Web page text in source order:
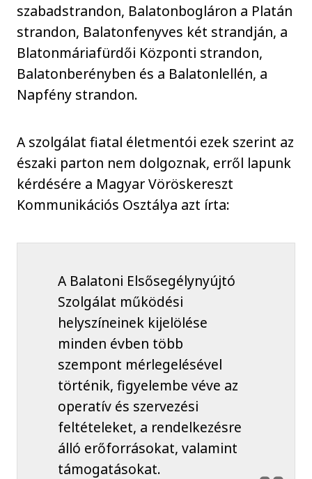
szabadstrandon, Balatonbogláron a Platán
strandon, Balatonfenyves két strandján, a
Blatonmáriafürdői Központi strandon,
Balatonberényben és a Balatonlellén, a
Napfény strandon.
A szolgálat fiatal életmentói ezek szerint az
északi parton nem dolgoznak, erről lapunk
kérdésére a Magyar Vöröskereszt
Kommunikációs Osztálya azt írta:
A Balatoni Elsősegélynyújtó
Szolgálat működési
helyszíneinek kijelölése
minden évben több
szempont mérlegelésével
történik, figyelembe véve az
operatív és szervezési
feltételeket, a rendelkezésre
álló erőforrásokat, valamint
támogatásokat.